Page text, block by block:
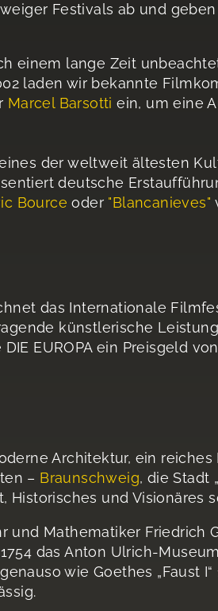
Festivals ab und
einem lange Zeit
laden wir bekannte
Marcel Barsotti ein, um eine
der weltweit ältesten
deutsche
Bource oder "Blancanieves"
das Internationale
künstlerische
EUROPA ein Preisgeld
Architektur, ein
– Braunschweig, die Stadt
und Visionäres
und Mathematiker Friedrich
das Anton Ulrich-
wie Goethes „Faust